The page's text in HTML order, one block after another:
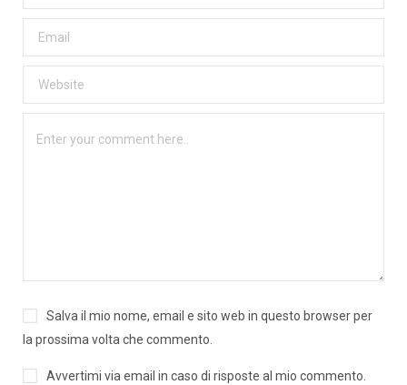
Salva il mio nome, email e sito web in questo browser per
la prossima volta che commento.
Avvertimi via email in caso di risposte al mio commento.